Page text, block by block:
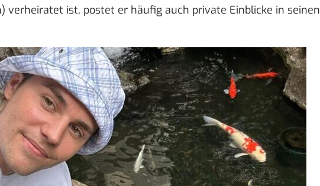
verheiratet ist, postet er häufig auch private Einblicke in seinen